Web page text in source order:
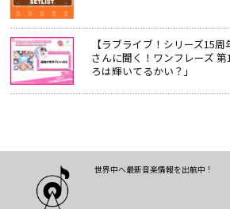
【ラブライブ！シリーズ15
さんに聞く！ワンフレーズ
ろは輝いてるかい？」
世界中へ最新音楽情報を出航中！